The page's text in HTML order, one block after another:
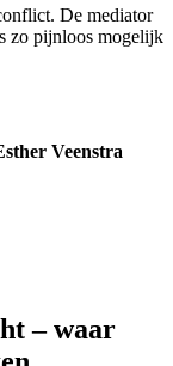
De mediator
zo pijnloos mogelijk
Veenstra
– waar